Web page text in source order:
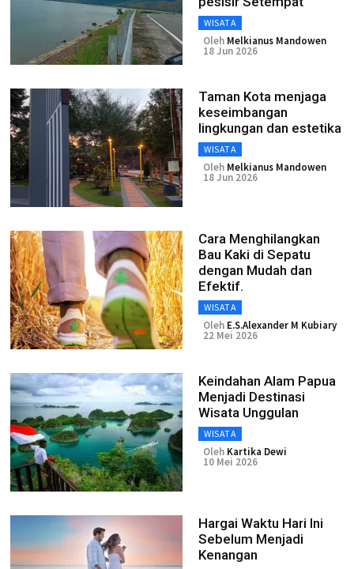
WISATA
Oleh Melkianus Mandowen
18 Jun 2026
Taman Kota menjaga
keseimbangan
lingkungan dan estetika
WISATA
Oleh Melkianus Mandowen
18 Jun 2026
Cara Menghilangkan
Bau Kaki di Sepatu
dengan Mudah dan
Efektif.
WISATA
Oleh E.S.Alexander M Kubiary
22 Mei 2026
Keindahan Alam Papua
Menjadi Destinasi
Wisata Unggulan
WISATA
Oleh Kartika Dewi
10 Mei 2026
Hargai Waktu Hari Ini
Sebelum Menjadi
Kenangan